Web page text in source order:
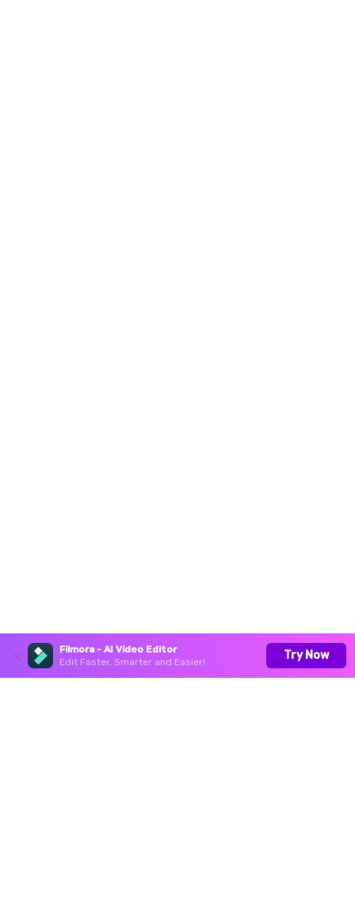
Filmora - AI Video Editor
Edit Faster, Smarter and Easier!
Try Now